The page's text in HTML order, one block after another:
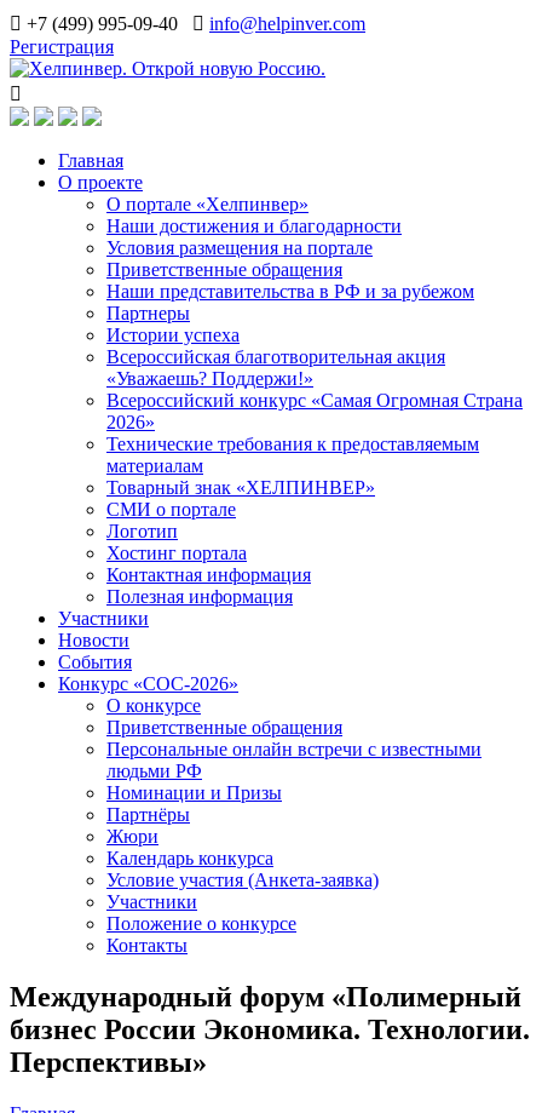
+7 (499) 995-09-40
info@helpinver.com
Регистрация
Главная
О проекте
О портале «Хелпинвер»
Наши достижения и благодарности
Условия размещения на портале
Приветственные обращения
Наши представительства в РФ и за рубежом
Партнеры
Истории успеха
Всероссийская благотворительная акция
«Уважаешь? Поддержи!»
Всероссийский конкурс «Самая Огромная Страна
2026»
Технические требования к предоставляемым
материалам
Товарный знак «ХЕЛПИНВЕР»
СМИ о портале
Логотип
Хостинг портала
Контактная информация
Полезная информация
Участники
Новости
События
Конкурс «СОС-2026»
О конкурсе
Приветственные обращения
Персональные онлайн встречи с известными
людьми РФ
Номинации и Призы
Партнёры
Жюри
Календарь конкурса
Условие участия (Анкета-заявка)
Участники
Положение о конкурсе
Контакты
Международный форум «Полимерный
бизнес России Экономика. Технологии.
Перспективы»